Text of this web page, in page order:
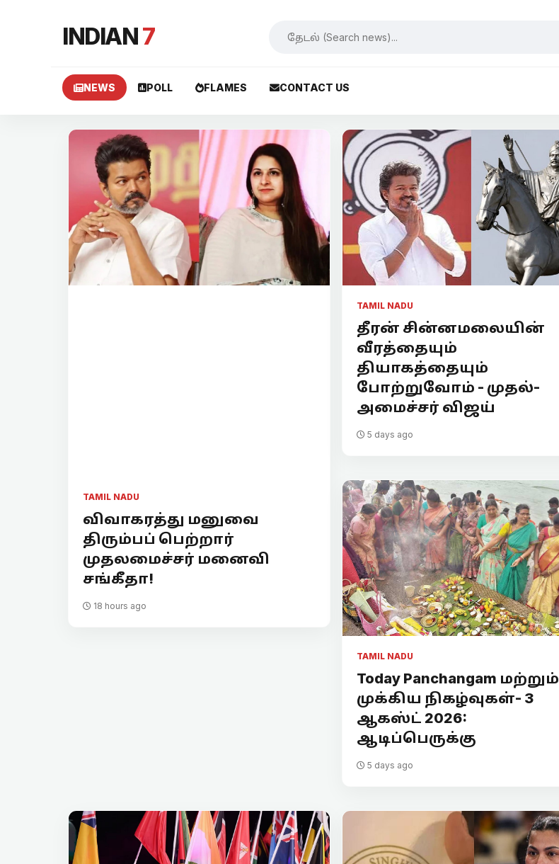
INDIAN7
NEWS POLL FLAMES CONTACT US
TAMIL NADU
விவாகரத்து மனுவை
திரும்பப் பெற்றார்
முதலமைச்சர் மனைவி
சங்கீதா!
18 hours ago
TAMIL NADU
தீரன் சின்னமலையின்
வீரத்தையும்
தியாகத்தையும்
போற்றுவோம் - முதல்-
அமைச்சர் விஜய்
5 days ago
TAMIL NADU
Today Panchangam மற்றும்
முக்கிய நிகழ்வுகள்- 3
ஆகஸ்ட் 2026:
ஆடிப்பெருக்கு
5 days ago